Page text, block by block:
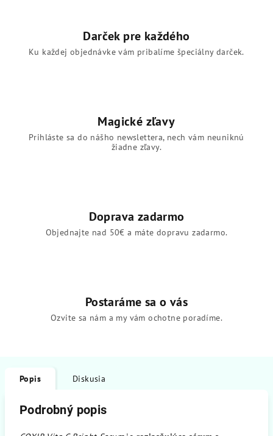
Darček pre každého
Ku každej objednávke vám pribalíme špeciálny darček.
Magické zľavy
Prihláste sa do nášho newslettera, nech vám neuniknú
žiadne zľavy.
Doprava zadarmo
Objednajte nad 50€ a máte dopravu zadarmo.
Postaráme sa o vás
Ozvite sa nám a my vám ochotne poradíme.
Popis Diskusia
Podrobný popis